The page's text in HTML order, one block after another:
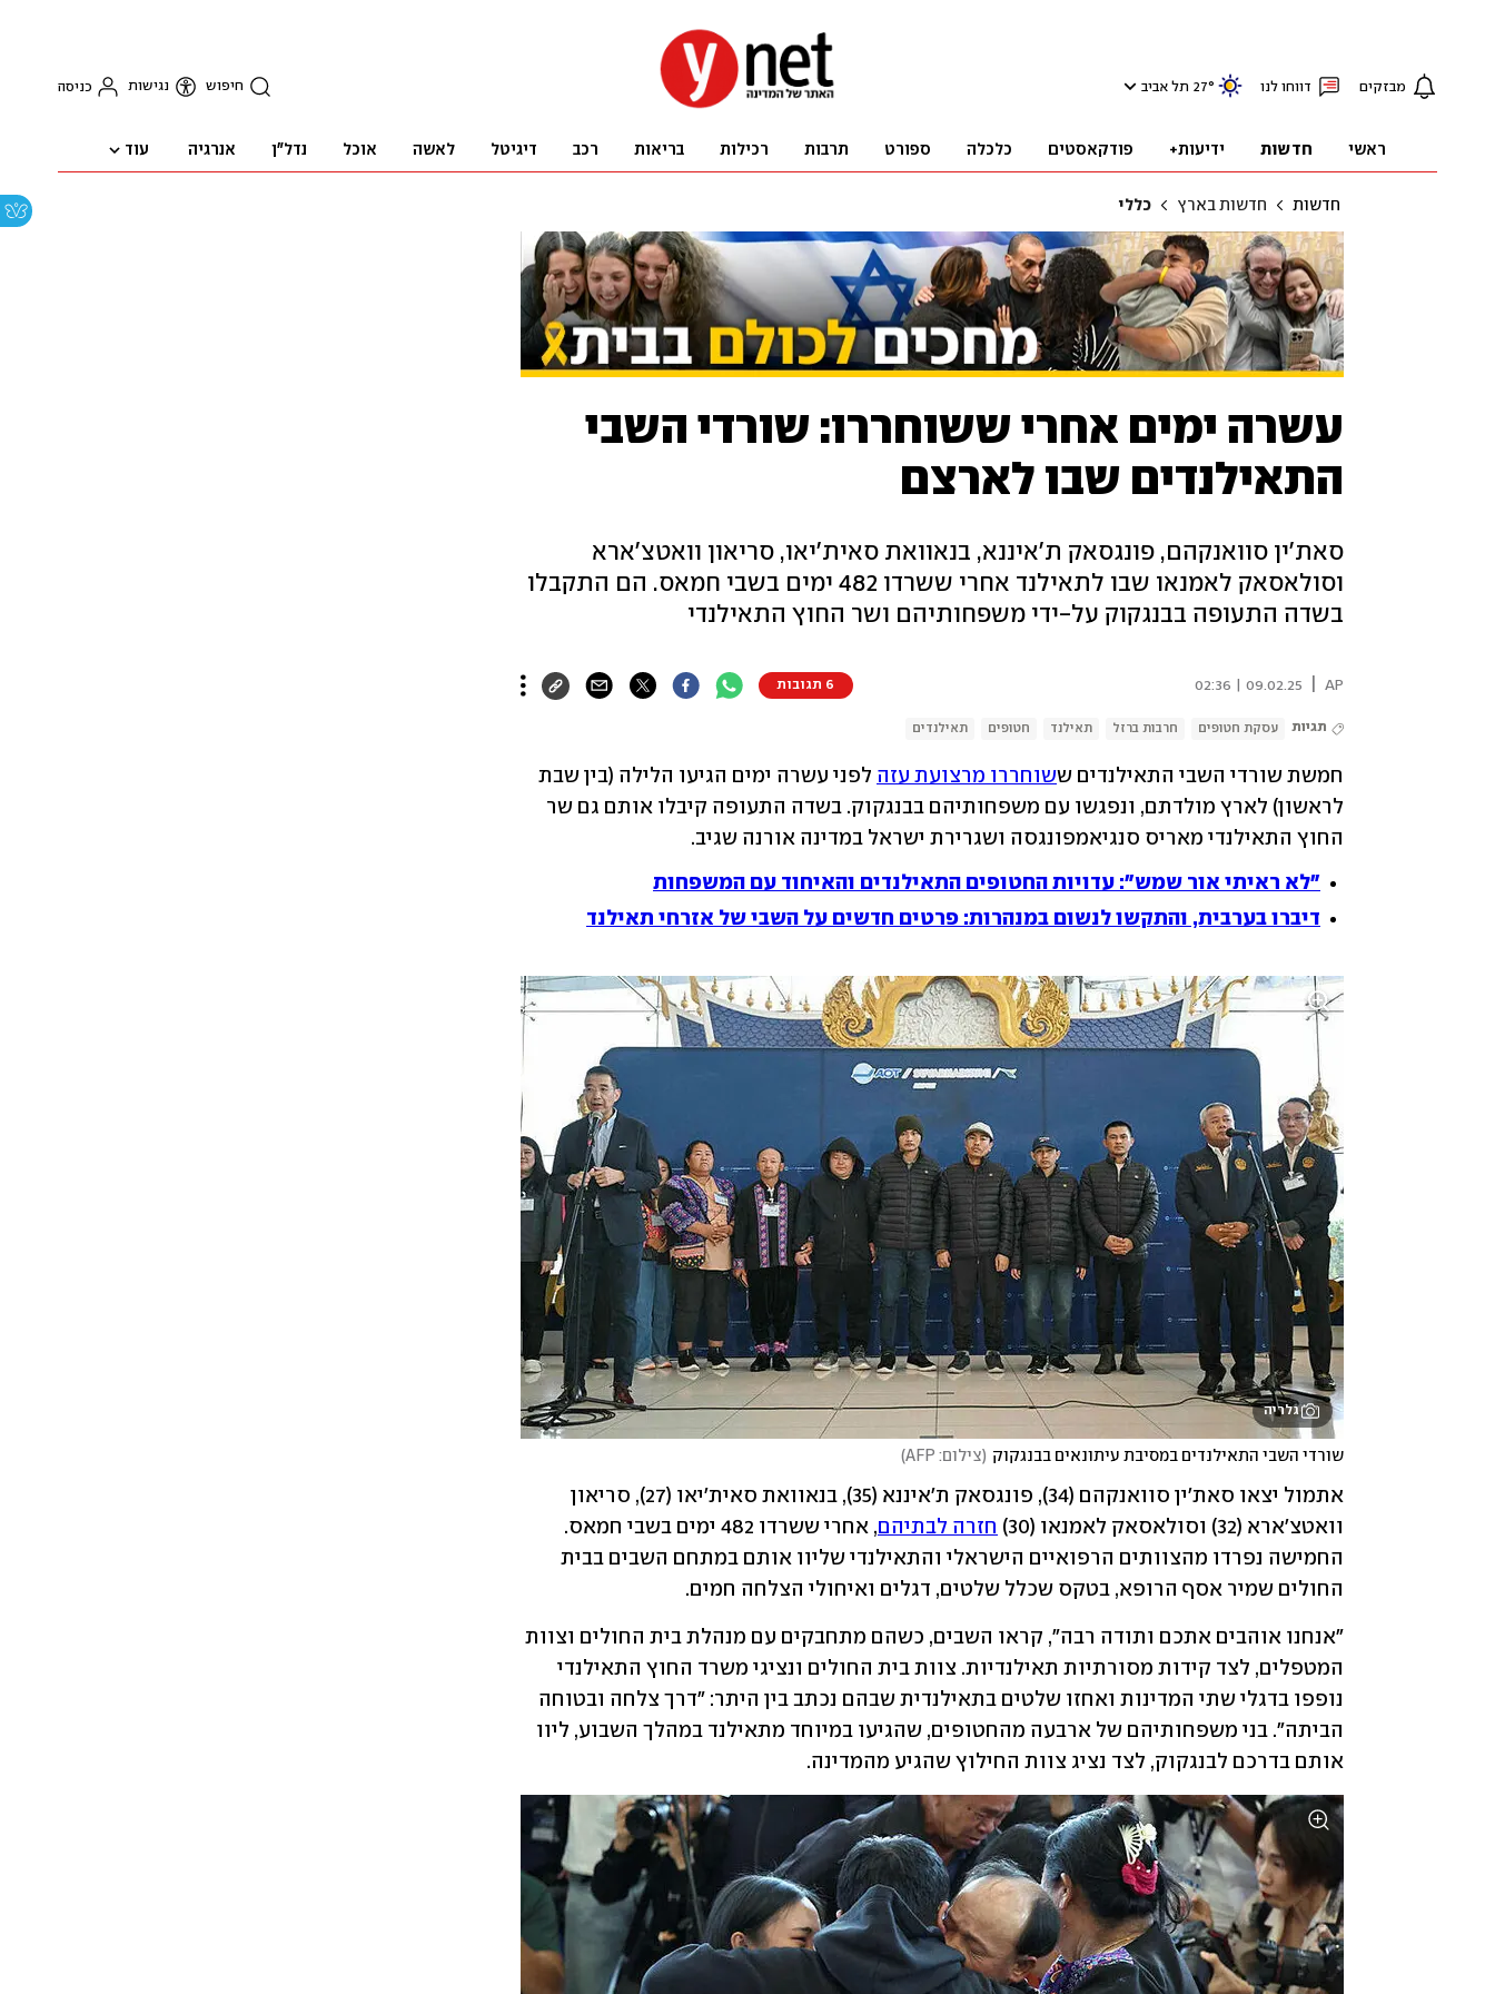
מבזקים דווחו לנו 27° תל אביב חיפוש נגישות כניסה
ראשי חדשות ידיעות+ פודקאסטים כלכלה ספורט תרבות רכילות בריאות רכב דיגיטל לאשה אוכל נדל"ן אנרגיה עוד
חדשות חדשות בארץ כללי
עשרה ימים אחרי ששוחררו: שורדי השבי
התאילנדים שבו לארצם
סאת'ין סוואנקהם, פונגסאק ת'איננא, בנאוואת סאית'יאו, סריאון וואטצ'ארא
וסולאסאק לאמנאו שבו לתאילנד אחרי ששרדו 482 ימים בשבי חמאס. הם התקבלו
בשדה התעופה בבנגקוק על-ידי משפחותיהם ושר החוץ התאילנדי
AP
09.02.25 | 02:36 6 תגובות
תגיות עסקת חטופים חרבות ברזל תאילנד חטופים תאילנדים
חמשת שורדי השבי התאילנדים ששוחררו מרצועת עזה
החוץ התאילנדי מאריס סנגיאמפונגסה ושגרירת ישראל במדינה אורנה שגיב.
"לא ראיתי אור שמש": עדויות החטופים התאילנדים והאיחוד עם המשפחות
דיברו בערבית, והתקשו לנשום במנהרות: פרטים חדשים על השבי של אזרחי תאילנד
גלריה
שורדי השבי התאילנדים במסיבת עיתונאים בבנגקוק (צילום: AFP )
וואטצ'ארא (32) וסולאסאק לאמנאו (30)
חזרה לבתיהם
החולים שמיר אסף הרופא, בטקס שכלל שלטים, דגלים ואיחולי הצלחה חמים.
אותם בדרכם לבנגקוק, לצד נציג צוות החילוץ שהגיע מהמדינה.